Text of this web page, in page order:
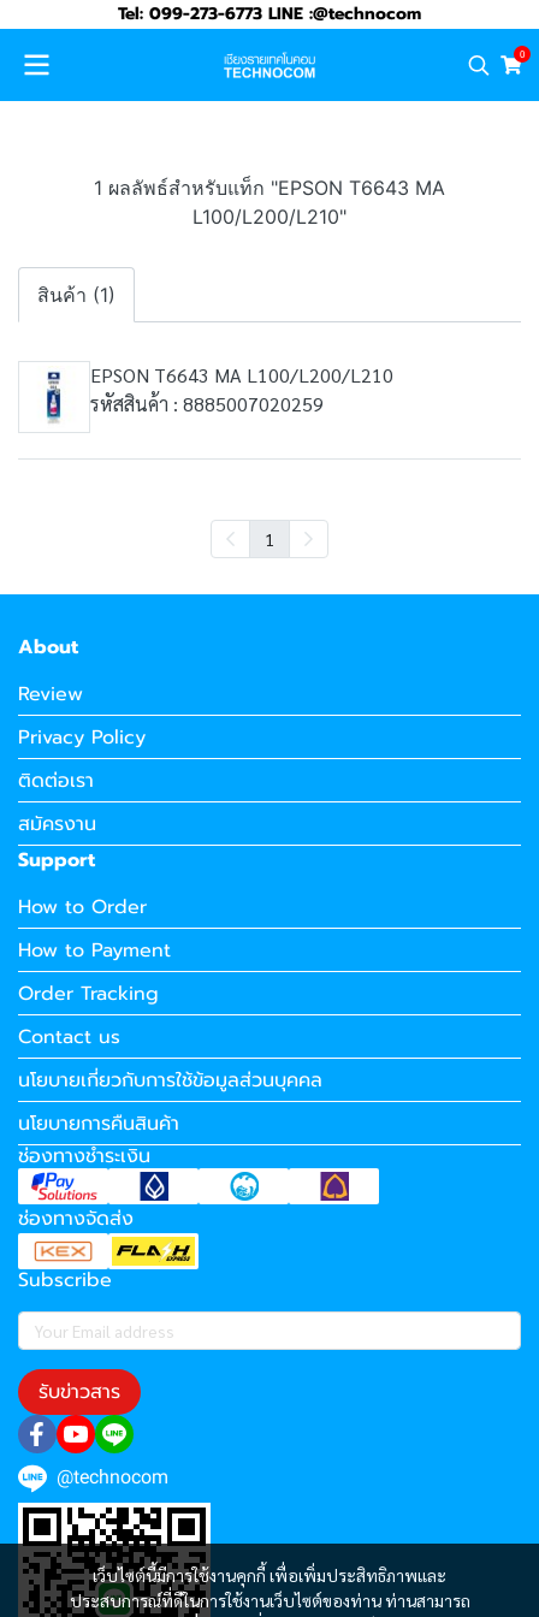
Tel: 099-273-6773 LINE :@technocom
0
1 ผลลัพธ์สำหรับแท็ก "EPSON T6643 MA
L100/L200/L210"
สินค้า (1)
EPSON T6643 MA L100/L200/L210
รหัสสินค้า : 8885007020259
1
เว็บไซต์นี้มีการใช้งานคุกกี้ เพื่อเพิ่มประสิทธิภาพและ
ประสบการณ์ที่ดีในการใช้งานเว็บไซต์ของท่าน ท่านสามารถ
About
Review
Privacy Policy
ติดต่อเรา
สมัครงาน
Support
How to Order
How to Payment
Order Tracking
Contact us
นโยบายเกี่ยวกับการใช้ข้อมูลส่วนบุคคล
นโยบายการคืนสินค้า
ช่องทางชำระเงิน
ช่องทางจัดส่ง
Subscribe
รับข่าวสาร
@technocom